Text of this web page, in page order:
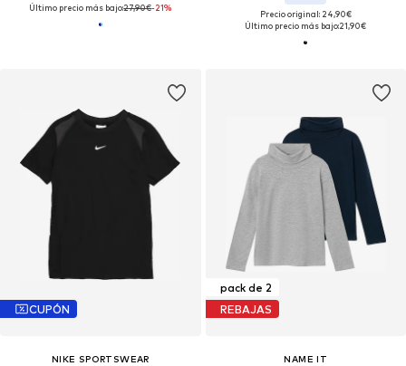
Último precio más bajo:27,90€-21%
Precio original: 24,90€
Último precio más bajo:21,90€
CUPÓN
NIKE SPORTSWEAR
pack de 2
REBAJAS
NAME IT